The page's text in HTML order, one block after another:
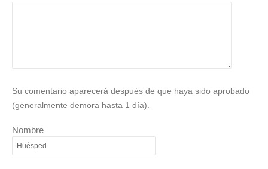
Su comentario aparecerá después de que haya sido aprobado
(generalmente demora hasta 1 día).
Nombre